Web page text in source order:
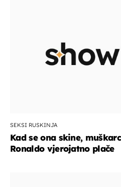
SEKSI RUSKINJA
Kad se ona skine,
Ronaldo vjerojatno plače